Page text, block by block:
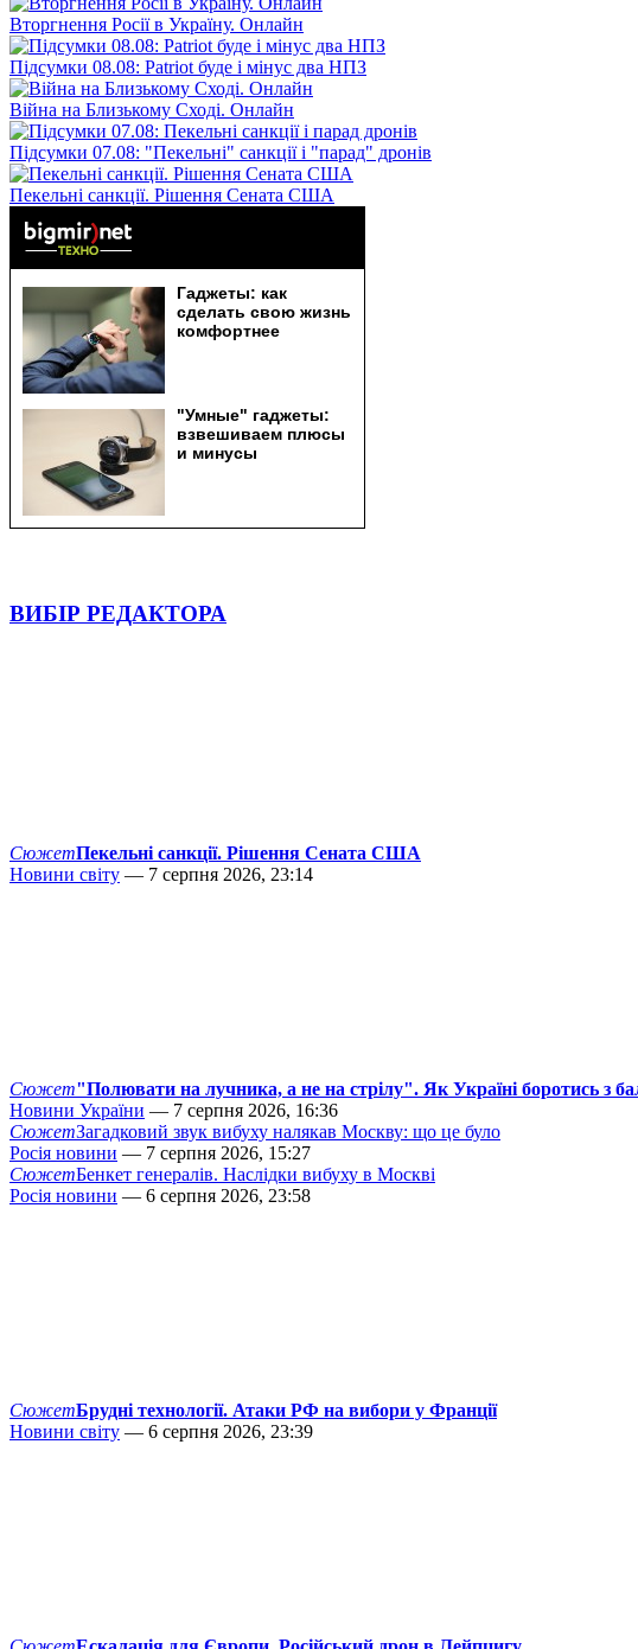
Вторгнення Росії в Україну. Онлайн
Підсумки 08.08: Patriot буде і мінус два НПЗ
Війна на Близькому Сході. Онлайн
Підсумки 07.08: "Пекельні" санкції і "парад" дронів
Пекельні санкції. Рішення Сената США
ВИБІР РЕДАКТОРА
СюжетПекельні санкції. Рішення Сената США
Новини світу — 7 серпня 2026, 23:14
Сюжет"Полювати на лучника, а не на стрілу". Як Україні боротись з
Новини України — 7 серпня 2026, 16:36
СюжетЗагадковий звук вибуху налякав Москву: що це було
Росія новини — 7 серпня 2026, 15:27
СюжетБенкет генералів. Наслідки вибуху в Москві
Росія новини — 6 серпня 2026, 23:58
СюжетБрудні технології. Атаки РФ на вибори у Франції
Новини світу — 6 серпня 2026, 23:39